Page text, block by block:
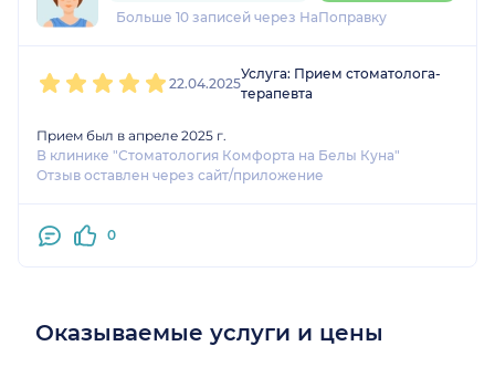
Больше 10 записей через НаПоправку
22.04.2025
Услуга: Прием стоматолога-
терапевта
Прием был в апреле 2025 г.
В клинике "Стоматология Комфорта на Белы Куна"
Отзыв оставлен через сайт/приложение
0
Оказываемые услуги и цены